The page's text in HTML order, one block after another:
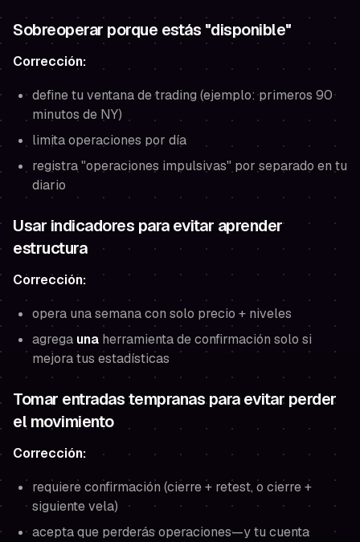
Sobreoperar porque estás "disponible"
Corrección:
define tu ventana de trading (ejemplo: primeros 90
minutos de NY)
limita operaciones por día
registra "operaciones impulsivas" por separado en tu
diario
Usar indicadores para evitar aprender
estructura
Corrección:
opera una semana con solo precio + niveles
agrega una herramienta de confirmación solo si
mejora tus estadísticas
Tomar entradas tempranas para evitar perder
el movimiento
Corrección:
requiere confirmación (cierre + retest, o cierre +
siguiente vela)
acepta que perderás operaciones—y tu cuenta